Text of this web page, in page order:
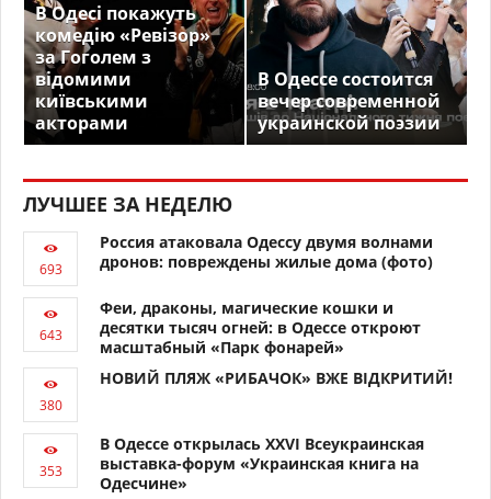
В Одесі покажуть
комедію «Ревізор»
за Гоголем з
відомими
київськими
акторами
В Одессе состоится
вечер современной
украинской поэзии
ЛУЧШЕЕ ЗА НЕДЕЛЮ
Россия атаковала Одессу двумя волнами
дронов: повреждены жилые дома (фото)
Феи, драконы, магические кошки и
десятки тысяч огней: в Одессе откроют
масштабный «Парк фонарей»
НОВИЙ ПЛЯЖ «РИБАЧОК» ВЖЕ ВІДКРИТИЙ!
В Одессе открылась XXVI Всеукраинская
выставка-форум «Украинская книга на
Одесчине»